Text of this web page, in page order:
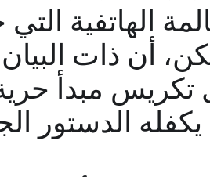
الهاتفية
أن ذات
تكريس مبدأ حرية
يكفله الدستور